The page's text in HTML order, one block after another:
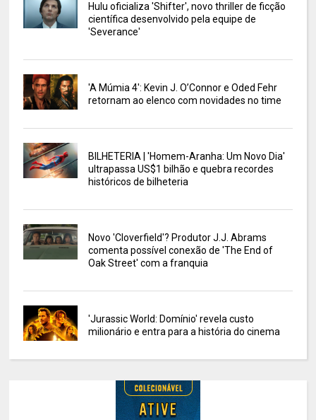
Hulu oficializa 'Shifter', novo thriller de ficção
científica desenvolvido pela equipe de
'Severance'
'A Múmia 4': Kevin J. O’Connor e Oded Fehr
retornam ao elenco com novidades no time
BILHETERIA | 'Homem-Aranha: Um Novo Dia'
ultrapassa US$1 bilhão e quebra recordes
históricos de bilheteria
Novo 'Cloverfield'? Produtor J.J. Abrams
comenta possível conexão de 'The End of
Oak Street' com a franquia
'Jurassic World: Domínio' revela custo
milionário e entra para a história do cinema